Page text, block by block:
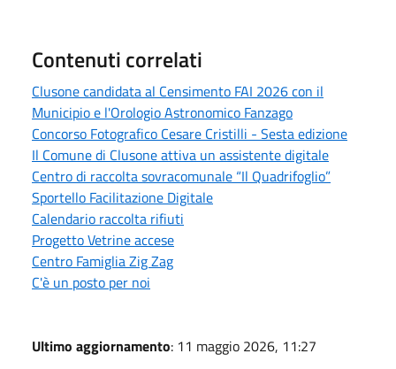
Contenuti correlati
Clusone candidata al Censimento FAI 2026 con il
Municipio e l'Orologio Astronomico Fanzago
Concorso Fotografico Cesare Cristilli - Sesta edizione
Il Comune di Clusone attiva un assistente digitale
Centro di raccolta sovracomunale “Il Quadrifoglio”
Sportello Facilitazione Digitale
Calendario raccolta rifiuti
Progetto Vetrine accese
Centro Famiglia Zig Zag
C'è un posto per noi
Ultimo aggiornamento: 11 maggio 2026, 11:27